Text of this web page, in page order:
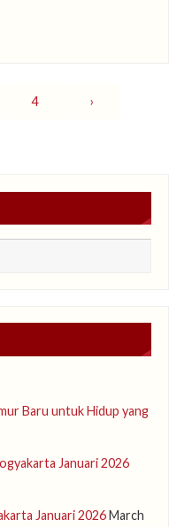
4 ›
Baru untuk Hidup yang
Januari 2026
Januari 2026March